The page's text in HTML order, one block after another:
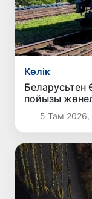
Көлік
Беларусьтен
пойызы
5 Там 2026,